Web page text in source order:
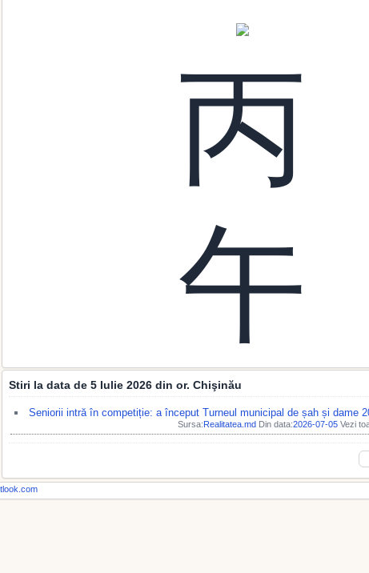
丙
午
Stiri la data de 5 Iulie 2026 din or. Chişinău
Seniorii intră în competiție: a început Turneul municipal de șah și dame
Sursa:Realitatea.md Din data:2026-07-05 Vezi